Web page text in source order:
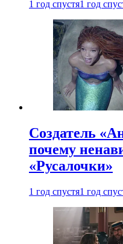
1 год спустя1 год
Создатель
почему
«Русалочки»
1 год спустя1 год